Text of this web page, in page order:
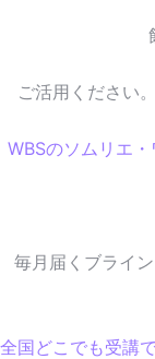
ご活用ください
WBSのソムリエ
毎月届くブライ
全国どこでも受講